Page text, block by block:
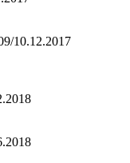
10.12.2017